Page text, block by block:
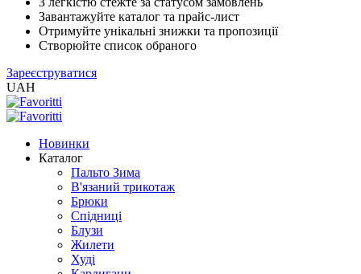
Завантажуйте каталог та прайс-лист
Отримуйте унікальні знижки та пропозиції
Створюйте список обраного
Зареєструватися
UAH
Новинки
Каталог
Пальто Зима
В'язаний трикотаж
Брюки
Спідниці
Блузи
Жилети
Худі
XLS
EXCEL
2005
(Опт)
XLSX